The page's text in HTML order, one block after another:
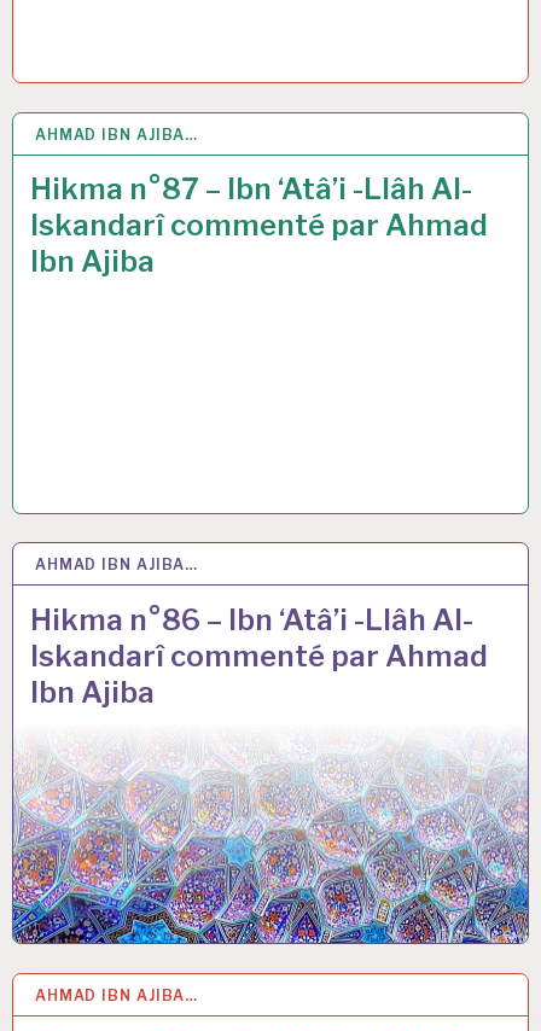
AHMAD IBN AJIBA…
Hikma n°87 – Ibn ‘Atâ’i -Llâh Al-
Iskandarî commenté par Ahmad
Ibn Ajiba
19 MAR 2021
AHMAD IBN AJIBA…
Hikma n°86 – Ibn ‘Atâ’i -Llâh Al-
Iskandarî commenté par Ahmad
Ibn Ajiba
12 MAR 2021
AHMAD IBN AJIBA…
5 MAR 2021